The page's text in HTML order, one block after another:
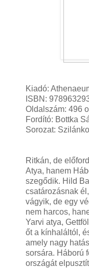
Kiadó:
ISBN:
Oldalszám: 496
Fordító: Bottka
Sorozat:
Ritkán, de
Atya, hanem
szegődik. Hild
csatározásnak
vágyik, de egy
nem harcos,
Yarvi atya,
őt a kínhaláltól,
amely nagy
sorsára. Háború
országát